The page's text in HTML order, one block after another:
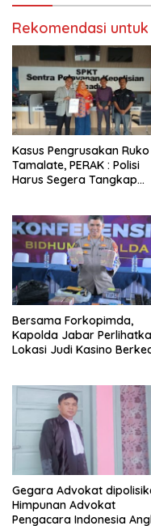
Rekomendasi
Kasus Pengrusakan
Tamalate, PERAK : Polisi
Harus Segera Tangkap
Bersama Forkopimda,
Kapolda Jabar
Lokasi Judi Kasino
Gegara Advokat
Himpunan Advokat
Pengacara Indonesia